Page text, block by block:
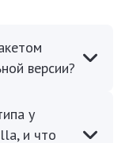
версии?
у
и что